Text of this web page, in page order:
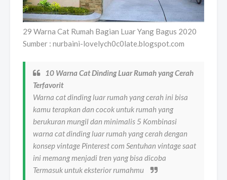
29 Warna Cat Rumah Bagian Luar Yang Bagus 2020
Sumber : nurbaini-lovelych0c0late.blogspot.com
10 Warna Cat Dinding Luar Rumah yang Cerah
Terfavorit
Warna cat dinding luar rumah yang cerah ini bisa
kamu terapkan dan cocok untuk rumah yang
berukuran mungil dan minimalis 5 Kombinasi
warna cat dinding luar rumah yang cerah dengan
konsep vintage Pinterest com Sentuhan vintage saat
ini memang menjadi tren yang bisa dicoba
Termasuk untuk eksterior rumahmu